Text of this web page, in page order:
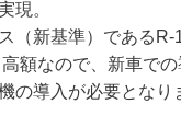
現。
（新基準）であるR-
額なので、新車で
の導入が必要となり